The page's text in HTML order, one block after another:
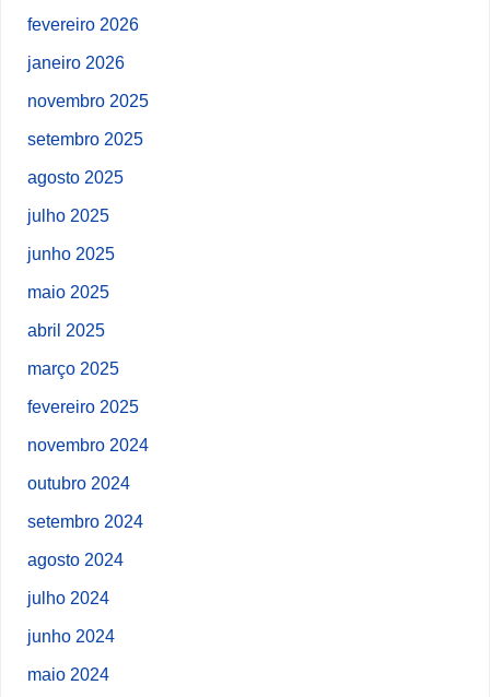
fevereiro 2026
janeiro 2026
novembro 2025
setembro 2025
agosto 2025
julho 2025
junho 2025
maio 2025
abril 2025
março 2025
fevereiro 2025
novembro 2024
outubro 2024
setembro 2024
agosto 2024
julho 2024
junho 2024
maio 2024